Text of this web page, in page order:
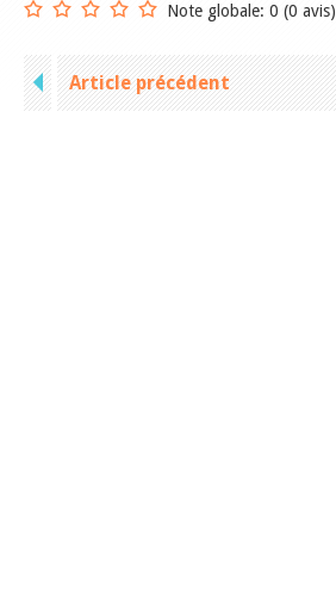
Note globale: 0 (0 avis)
Article précédent